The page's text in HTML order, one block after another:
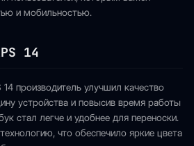
и мобильностью.
14
производитель улучшил качество
устройства и повысив время работы
стал легче и удобнее для переноски.
что обеспечило яркие цвета